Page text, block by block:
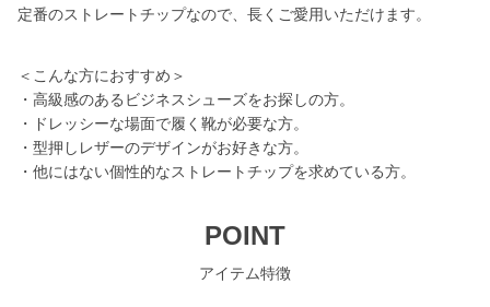
定番のストレートチップなので、長くご愛用いただけます。
＜こんな方におすすめ＞
・高級感のあるビジネスシューズをお探しの方。
・ドレッシーな場面で履く靴が必要な方。
・型押しレザーのデザインがお好きな方。
・他にはない個性的なストレートチップを求めている方。
POINT
アイテム特徴